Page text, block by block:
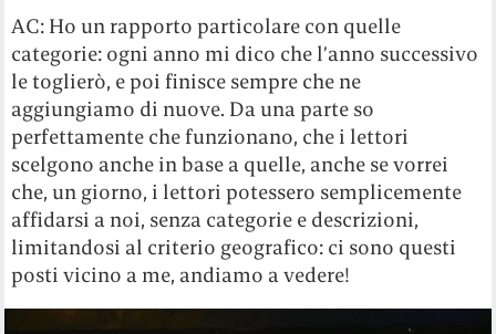
AC: Ho un rapporto particolare con quelle
categorie: ogni anno mi dico che l’anno successivo
le toglierò, e poi finisce sempre che ne
aggiungiamo di nuove. Da una parte so
perfettamente che funzionano, che i lettori
scelgono anche in base a quelle, anche se vorrei
che, un giorno, i lettori potessero semplicemente
affidarsi a noi, senza categorie e descrizioni,
limitandosi al criterio geografico: ci sono questi
posti vicino a me, andiamo a vedere!